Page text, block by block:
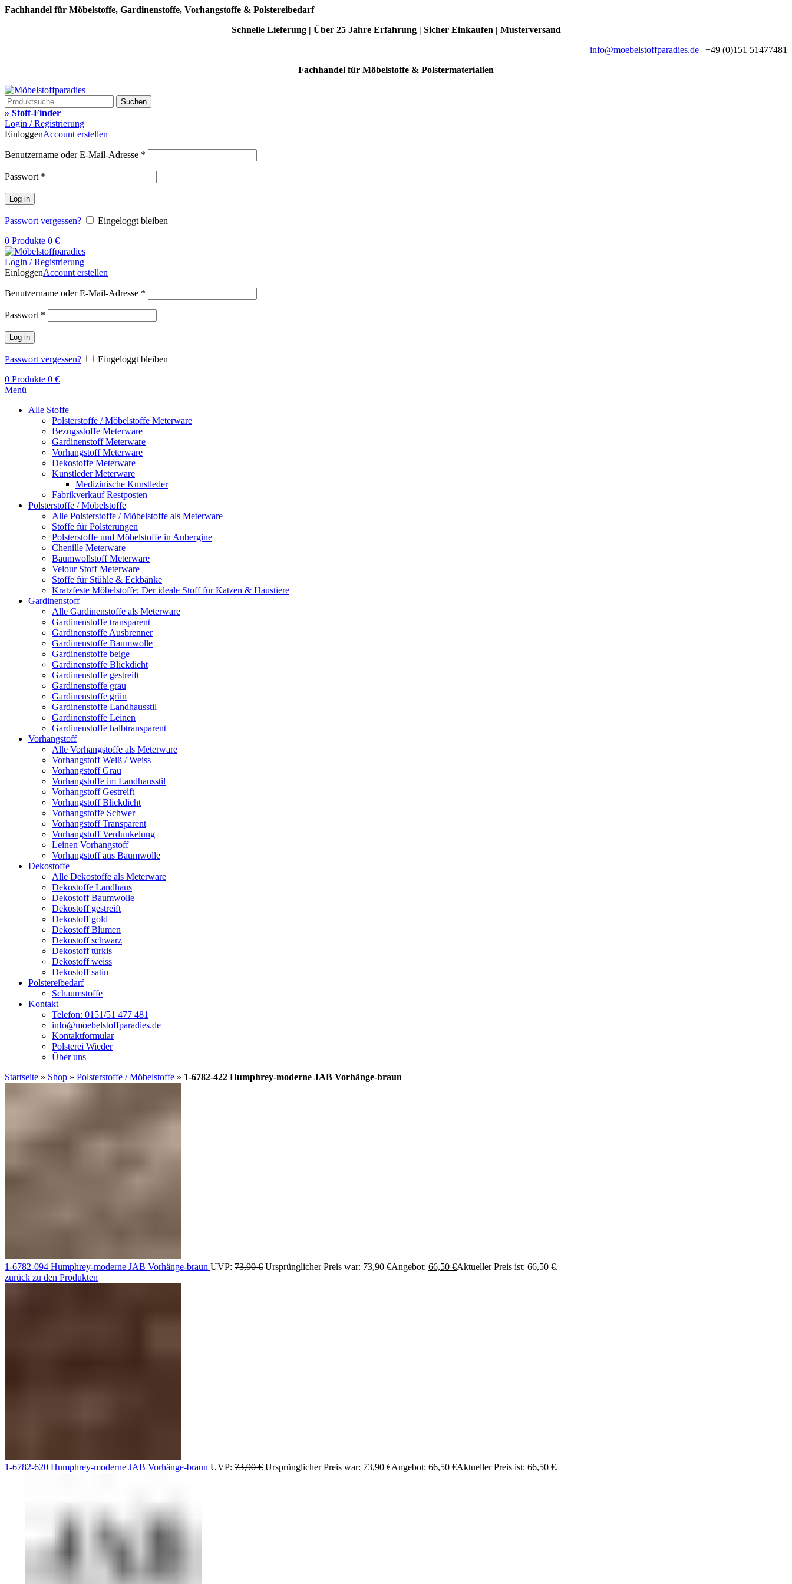
Fachhandel für Möbelstoffe, Gardinenstoffe, Vorhangstoffe & Polstereibedarf
Schnelle Lieferung | Über 25 Jahre Erfahrung | Sicher Einkaufen | Musterversand
info@moebelstoffparadies.de | +49 (0)151 51477481
Fachhandel für Möbelstoffe & Polstermaterialien
Suchen
» Stoff-Finder
Login / Registrierung
EinloggenAccount erstellen
Benutzername oder E-Mail-Adresse *
Passwort *
Log in
Passwort vergessen?
Eingeloggt bleiben
0 Produkte 0 €
Login / Registrierung
EinloggenAccount erstellen
Benutzername oder E-Mail-Adresse *
Passwort *
Log in
Passwort vergessen?
Eingeloggt bleiben
0 Produkte 0 €
Menü
Alle Stoffe
Polsterstoffe / Möbelstoffe Meterware
Bezugsstoffe Meterware
Gardinenstoff Meterware
Vorhangstoff Meterware
Dekostoffe Meterware
Kunstleder Meterware
Medizinische Kunstleder
Fabrikverkauf Restposten
Polsterstoffe / Möbelstoffe
Alle Polsterstoffe / Möbelstoffe als Meterware
Stoffe für Polsterungen
Polsterstoffe und Möbelstoffe in Aubergine
Chenille Meterware
Baumwollstoff Meterware
Velour Stoff Meterware
Stoffe für Stühle & Eckbänke
Kratzfeste Möbelstoffe: Der ideale Stoff für Katzen & Haustiere
Gardinenstoff
Alle Gardinenstoffe als Meterware
Gardinenstoffe transparent
Gardinenstoffe Ausbrenner
Gardinenstoffe Baumwolle
Gardinenstoffe beige
Gardinenstoffe Blickdicht
Gardinenstoffe gestreift
Gardinenstoffe grau
Gardinenstoffe grün
Gardinenstoffe Landhausstil
Gardinenstoffe Leinen
Gardinenstoffe halbtransparent
Vorhangstoff
Alle Vorhangstoffe als Meterware
Vorhangstoff Weiß / Weiss
Vorhangstoff Grau
Vorhangstoffe im Landhausstil
Vorhangstoff Gestreift
Vorhangstoff Blickdicht
Vorhangstoffe Schwer
Vorhangstoff Transparent
Vorhangstoff Verdunkelung
Leinen Vorhangstoff
Vorhangstoff aus Baumwolle
Dekostoffe
Alle Dekostoffe als Meterware
Dekostoffe Landhaus
Dekostoff Baumwolle
Dekostoff gestreift
Dekostoff gold
Dekostoff Blumen
Dekostoff schwarz
Dekostoff türkis
Dekostoff weiss
Dekostoff satin
Polstereibedarf
Schaumstoffe
Kontakt
Telefon: 0151/51 477 481
info@moebelstoffparadies.de
Kontaktformular
Polsterei Wieder
Über uns
Startseite » Shop » Polsterstoffe / Möbelstoffe » 1-6782-422 Humphrey-moderne JAB Vorhänge-braun
1-6782-094 Humphrey-moderne JAB Vorhänge-braun UVP: 73,90€ Ursprünglicher Preis war: 73,90 €Angebot: 66,50 €Aktueller Preis ist: 66,50 €.
zurück zu den Produkten
1-6782-620 Humphrey-moderne JAB Vorhänge-braun UVP: 73,90€ Ursprünglicher Preis war: 73,90 €Angebot: 66,50 €Aktueller Preis ist: 66,50 €.